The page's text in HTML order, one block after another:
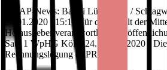
DGAP-News: Bastei Lübbe AG /
24.01.2020 / 15:18 Für den Inhalt der
Herausgeber verantwortlich.
Satz 1 WpHG Köln, 24. Januar 2020 - Die
Rechnungslegung (DPR) hat